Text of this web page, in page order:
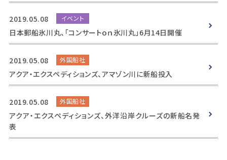
2019.05.08 イベント
日本郵船氷川丸、「コンサートｏｎ氷川丸」6月14日開催
2019.05.08 外国船社
アクア・エクスペディションズ、アマゾン川に新船投入
2019.05.08 外国船社
アクア・エクスペディションズ、外洋沿岸クルーズの新船名発
表